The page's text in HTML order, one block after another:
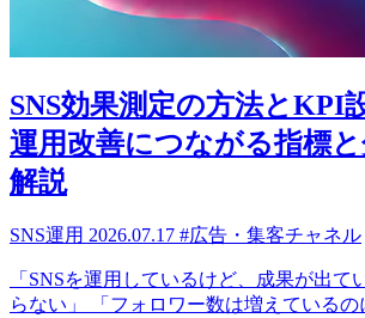
SNS効果測定の方法とKPI
運用改善につながる指標
解説
SNS運用 2026.07.17 #広告・集客チャネル
「SNSを運用しているけど、成果が出て
らない」 「フォロワー数は増えている